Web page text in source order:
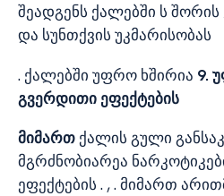
შეადგენს ქალებში ს შორის
და სუნთქვის უკმარისობას
. ქალებში უფრო ხშირია 9.
გვერდითი ეფექტების
მიმართ ქალის გული
მგრძნობიარეა
ეფექტების . , . მიმართ